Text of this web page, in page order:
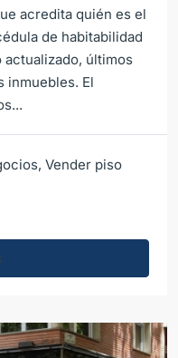
acredita quién es el
de habitabilidad
últimos
inmuebles. El
, Vender piso